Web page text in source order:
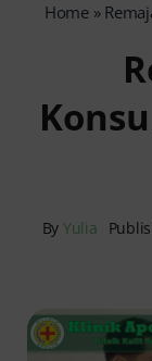
0821-1099-9870
for:
Home»
By Yulia